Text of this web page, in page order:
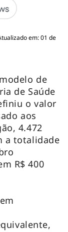
em: 01 de
de
de Saúde
o valor
aos
4.472
a totalidade
R$ 400